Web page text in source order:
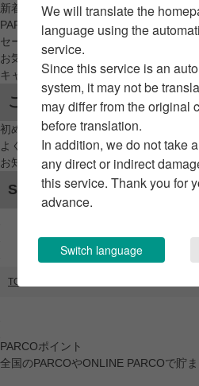
新着アイテムから探す
PARCO限定アイテムから探す
セールアイテムから探す
お気に入りから探す
キャンペーン/クーポン対象から探す
ご利用案内
初めてのお客様へ
よくあるご質問 / お問い合わせ
お知らせ
SNSアカウント
TOP
PARCOポイント
全国のPARCOやONLINE PARCOで貯
We will translate the
language using the
service.
Since this service is an
system, it may not be
may differ from the original
before translation.
In addition, we do not take
any direct or indirect
this service. Thank you for
advance.
Switch language